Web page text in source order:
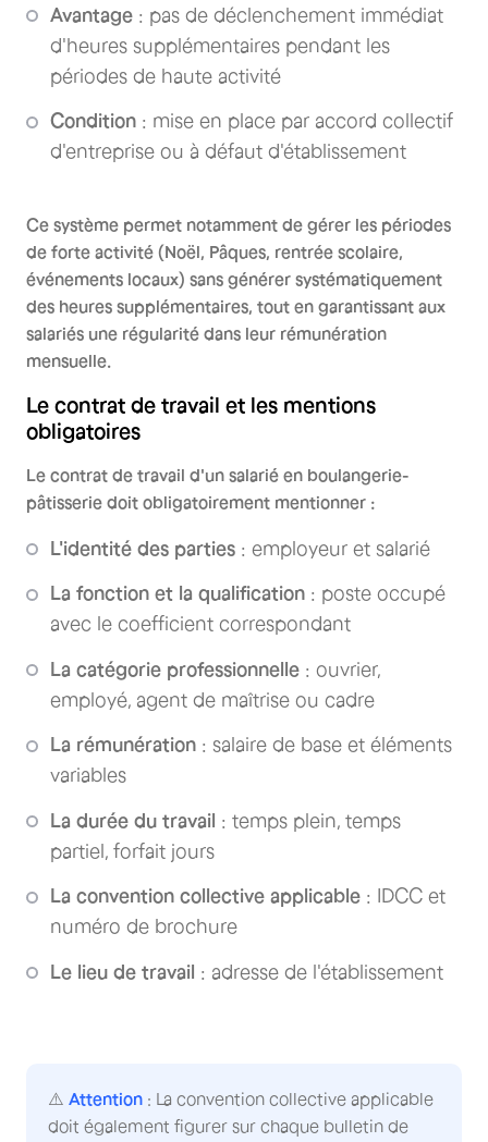
Avantage : pas de déclenchement immédiat
d'heures supplémentaires pendant les
périodes de haute activité
Condition : mise en place par accord collectif
d'entreprise ou à défaut d'établissement
Ce système permet notamment de gérer les périodes
de forte activité (Noël, Pâques, rentrée scolaire,
événements locaux) sans générer systématiquement
des heures supplémentaires, tout en garantissant aux
salariés une régularité dans leur rémunération
mensuelle.
Le contrat de travail et les mentions
obligatoires
Le contrat de travail d'un salarié en boulangerie-
pâtisserie doit obligatoirement mentionner :
L'identité des parties : employeur et salarié
La fonction et la qualification : poste occupé
avec le coefficient correspondant
La catégorie professionnelle : ouvrier,
employé, agent de maîtrise ou cadre
La rémunération : salaire de base et éléments
variables
La durée du travail : temps plein, temps
partiel, forfait jours
La convention collective applicable : IDCC et
numéro de brochure
Le lieu de travail : adresse de l'établissement
⚠️ Attention : La convention collective applicable
doit également figurer sur chaque bulletin de